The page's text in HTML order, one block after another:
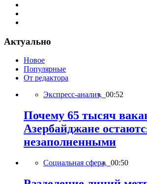
Актуально
Новое
Популярные
От редактора
Экспресс-анализ, 00:52
Почему 65 тысяч
Азербайджане
незаполненными
Социальная сфера, 00:50